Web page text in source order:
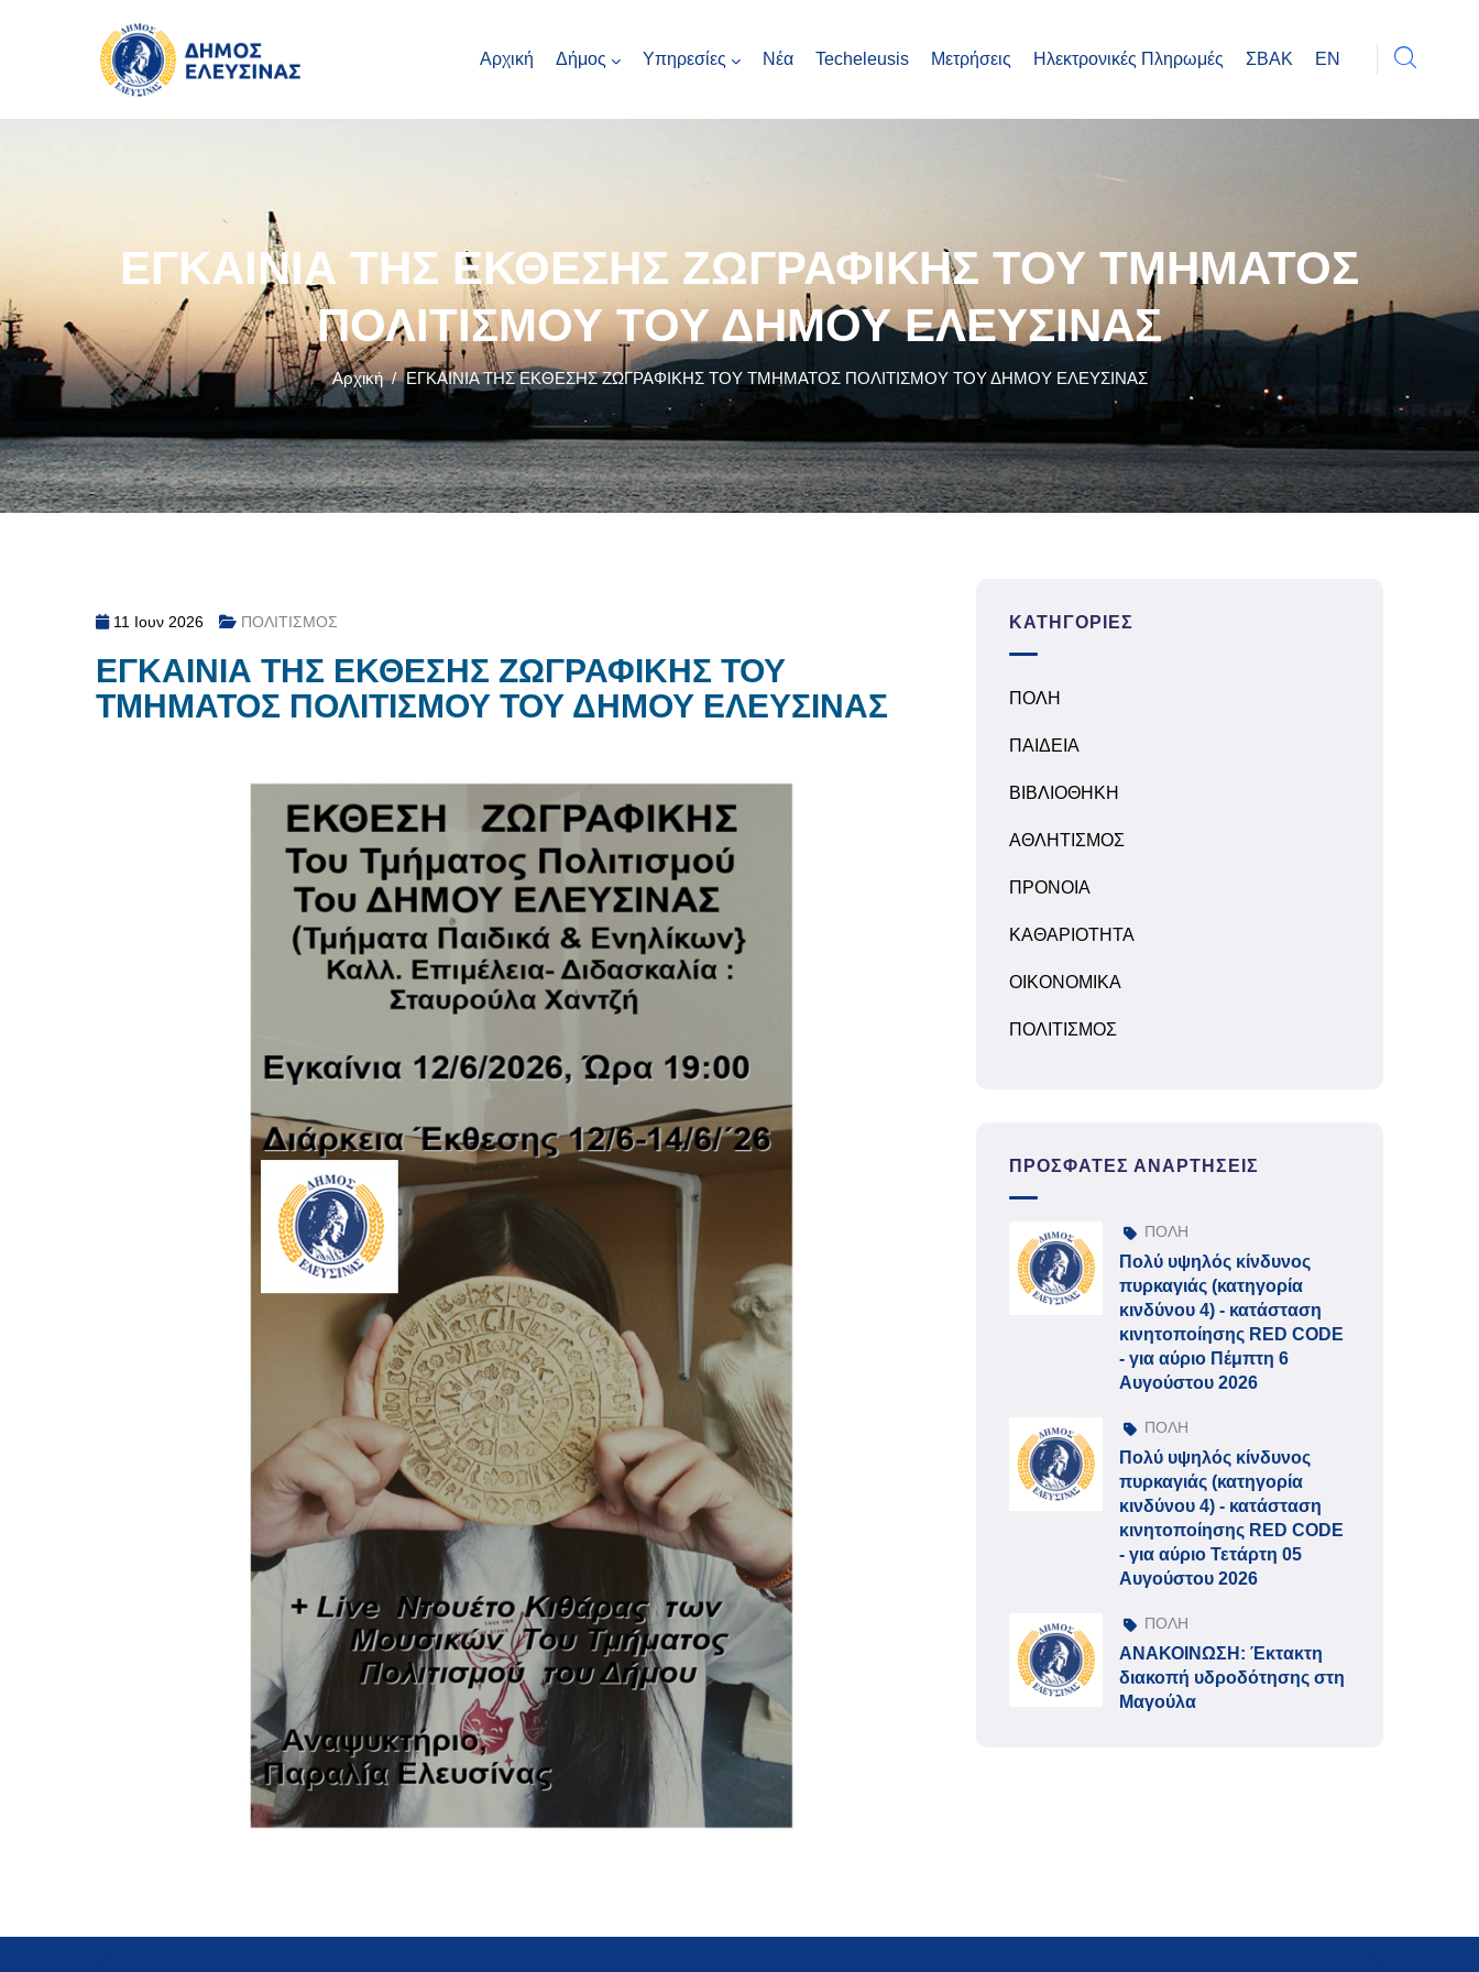
Αρχική Δήμος Υπηρεσίες Νέα Techeleusis Μετρήσεις Ηλεκτρονικές Πληρωμές ΣΒΑΚ EN
ΕΓΚΑΙΝΙΑ ΤΗΣ ΕΚΘΕΣΗΣ ΖΩΓΡΑΦΙΚΗΣ ΤΟΥ ΤΜΗΜΑΤΟΣ
ΠΟΛΙΤΙΣΜΟΥ ΤΟΥ ΔΗΜΟΥ ΕΛΕΥΣΙΝΑΣ
Αρχική / ΕΓΚΑΙΝΙΑ ΤΗΣ ΕΚΘΕΣΗΣ ΖΩΓΡΑΦΙΚΗΣ ΤΟΥ ΤΜΗΜΑΤΟΣ ΠΟΛΙΤΙΣΜΟΥ ΤΟΥ ΔΗΜΟΥ ΕΛΕΥΣΙΝΑΣ
11 Ιουν 2026 ΠΟΛΙΤΙΣΜΟΣ
ΕΓΚΑΙΝΙΑ ΤΗΣ ΕΚΘΕΣΗΣ ΖΩΓΡΑΦΙΚΗΣ ΤΟΥ
ΤΜΗΜΑΤΟΣ ΠΟΛΙΤΙΣΜΟΥ ΤΟΥ ΔΗΜΟΥ ΕΛΕΥΣΙΝΑΣ
ΚΑΤΗΓΟΡΊΕΣ
ΠΟΛΗ
ΠΑΙΔΕΙΑ
ΒΙΒΛΙΟΘΗΚΗ
ΑΘΛΗΤΙΣΜΟΣ
ΠΡΟΝΟΙΑ
ΚΑΘΑΡΙΟΤΗΤΑ
ΟΙΚΟΝΟΜΙΚΑ
ΠΟΛΙΤΙΣΜΟΣ
ΠΡΌΣΦΑΤΕΣ ΑΝΑΡΤΉΣΕΙΣ
ΠΟΛΗ
Πολύ υψηλός κίνδυνος
πυρκαγιάς (κατηγορία
κινδύνου 4) - κατάσταση
κινητοποίησης RED CODE
- για αύριο Πέμπτη 6
Αυγούστου 2026
ΠΟΛΗ
Πολύ υψηλός κίνδυνος
πυρκαγιάς (κατηγορία
κινδύνου 4) - κατάσταση
κινητοποίησης RED CODE
- για αύριο Τετάρτη 05
Αυγούστου 2026
ΠΟΛΗ
ΑΝΑΚΟΙΝΩΣΗ: Έκτακτη
διακοπή υδροδότησης στη
Μαγούλα